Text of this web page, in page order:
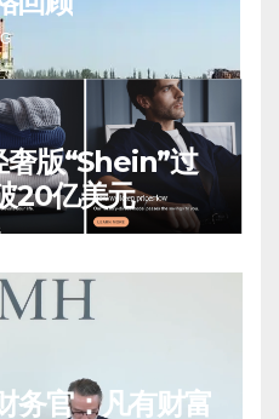
版“Shein”过
20亿美元
务官：凡有财富